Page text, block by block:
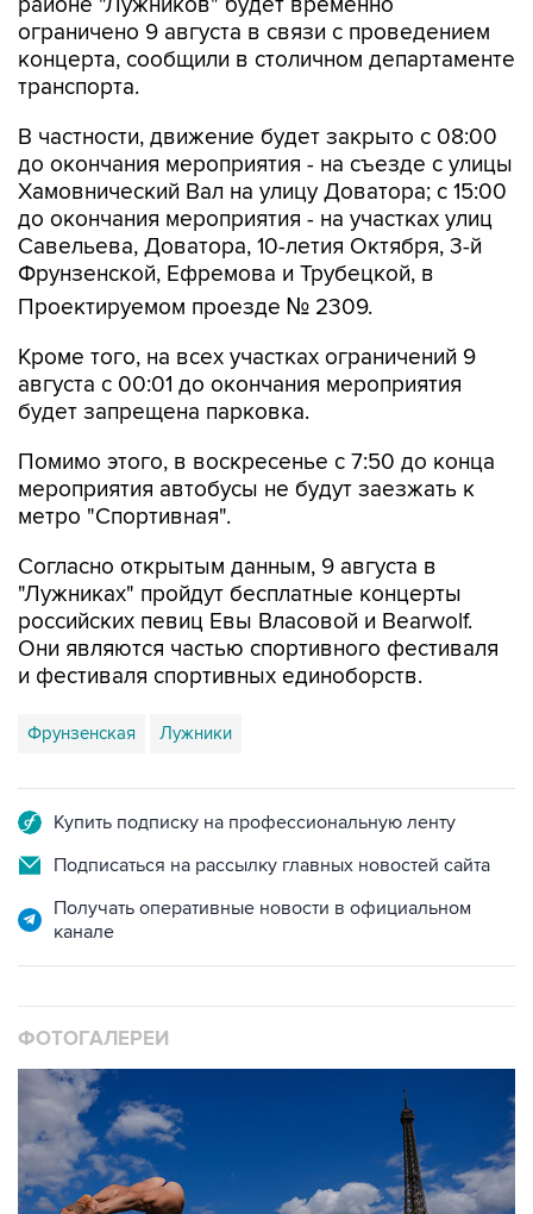
концерта, сообщили в столичном департаменте
транспорта.
В частности, движение будет закрыто с 08:00
Хамовнический Вал на улицу Доватора; с 15:00
до окончания мероприятия - на участках улиц
Савельева, Доватора, 10-летия Октября, 3-й
Фрунзенской, Ефремова и Трубецкой, в
Проектируемом проезде № 2309.
Кроме того, на всех участках ограничений 9
будет запрещена парковка.
Помимо этого, в воскресенье с 7:50 до конца
метро "Спортивная".
Согласно открытым данным, 9 августа в
российских певиц Евы Власовой и Bearwolf.
Они являются частью спортивного фестиваля
и фестиваля спортивных единоборств.
Фрунзенская Лужники
Подписаться на рассылку главных новостей сайта
Получать оперативные новости в официальном